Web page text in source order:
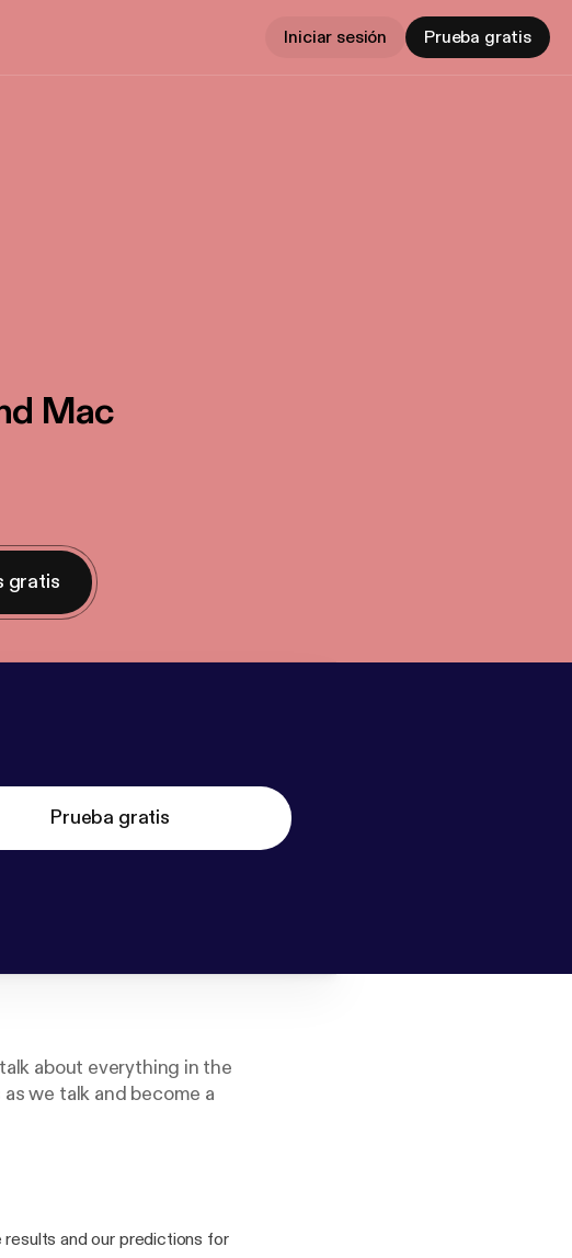
Iniciar sesión Prueba gratis
Mac
gratis
Prueba gratis
about everything in the
we talk and become a
and our predictions for